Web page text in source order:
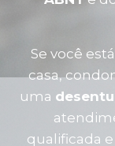
Se você
casa,
uma
qualificada